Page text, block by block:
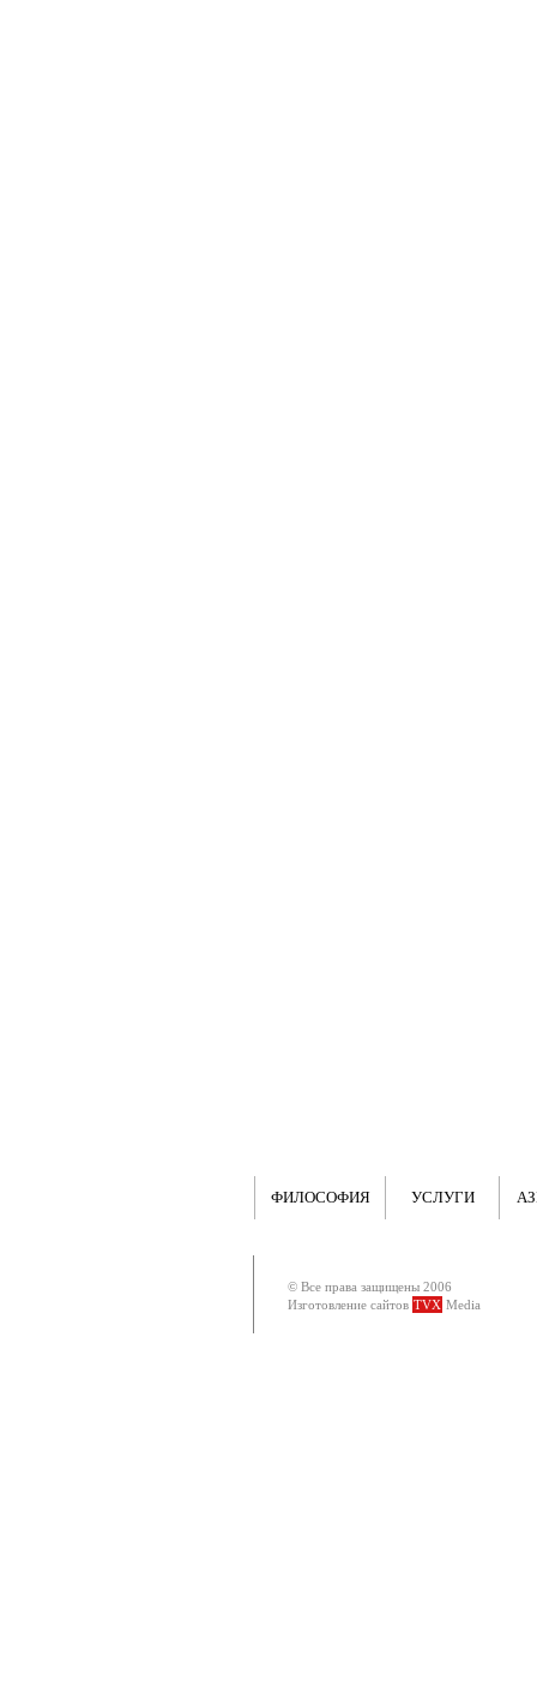
ФИЛОСОФИЯ УСЛУГИ
© Все права защищены 2006
Изготовление сайтов TVX Media